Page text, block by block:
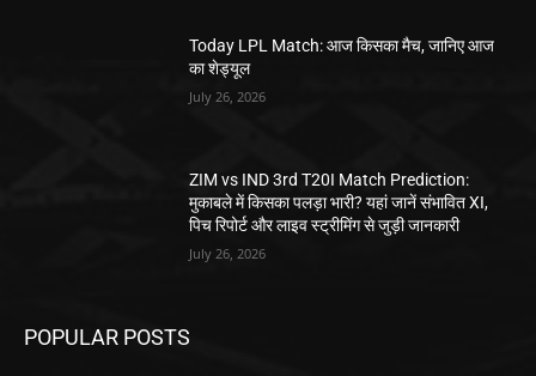
Today LPL Match: आज किसका मैच, जानिए आज
का शेड्यूल
July 26, 2026
ZIM vs IND 3rd T20I Match Prediction:
मुकाबले में किसका पलड़ा भारी? यहां जानें संभावित XI,
पिच रिपोर्ट और लाइव स्ट्रीमिंग से जुड़ी जानकारी
July 26, 2026
POPULAR POSTS